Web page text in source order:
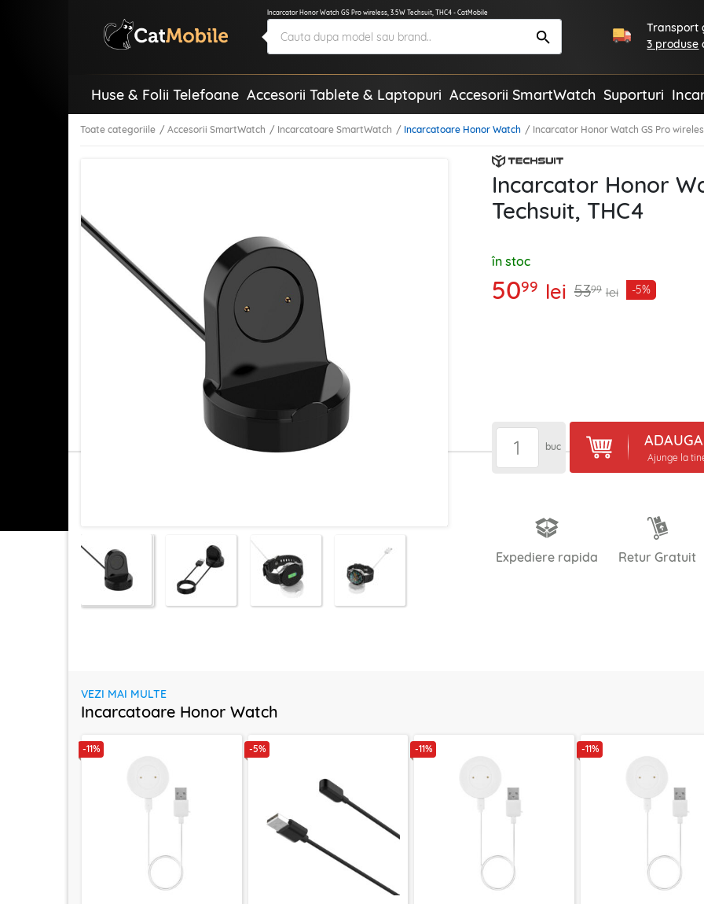
Incarcator Honor Watch GS Pro wireless, 3.5W Techsuit, THC4 - CatMobile
Transport
3 produse
Huse & Folii Telefoane Accesorii Tablete & Laptopuri Accesorii SmartWatch Suporturi
Toate categoriile Accesorii SmartWatch Incarcatoare SmartWatch Incarcatoare Honor Watch Incarcator Honor Watch GS Pro
Incarcator Honor
Techsuit, THC4
în stoc
5099 lei 5399 lei -5%
buc
Ajunge la
Expediere rapida Retur Gratuit
VEZI MAI MULTE
Incarcatoare Honor Watch
-11% -5% -11% -11%